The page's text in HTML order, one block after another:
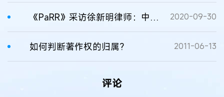
《PaRR》采访徐新明律师：中国明确行政许可过程中的商业秘密保护措施——分析评述 2020-09-30
如何判断著作权的归属? 2011-06-13
评论